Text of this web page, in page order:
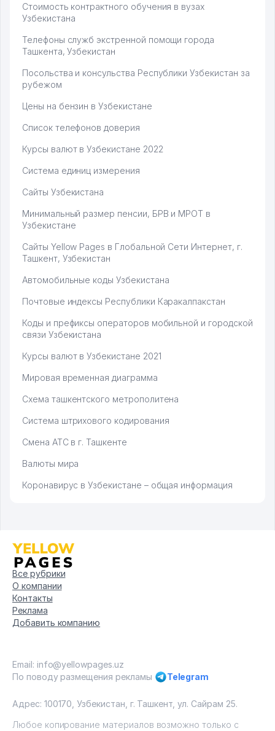
Стоимость контрактного обучения в вузах
Узбекистана
Телефоны служб экстренной помощи города
Ташкента, Узбекистан
Посольства и консульства Республики Узбекистан за
рубежом
Цены на бензин в Узбекистане
Список телефонов доверия
Курсы валют в Узбекистане 2022
Система единиц измерения
Сайты Узбекистана
Минимальный размер пенсии, БРВ и МРОТ в
Узбекистане
Сайты Yellow Pages в Глобальной Сети Интернет, г.
Ташкент, Узбекистан
Автомобильные коды Узбекистана
Почтовые индексы Республики Каракалпакстан
Коды и префиксы операторов мобильной и городской
связи Узбекистана
Курсы валют в Узбекистане 2021
Мировая временная диаграмма
Схема ташкентского метрополитена
Система штрихового кодирования
Смена АТС в г. Ташкенте
Валюты мира
Коронавирус в Узбекистане – общая информация
Все рубрики
О компании
Контакты
Реклама
Добавить компанию
Email: info@yellowpages.uz
По поводу размещения рекламы
Telegram
Адрес: 100170, Узбекистан, г. Ташкент, ул. Сайрам 25.
Любое копирование материалов возможно только с